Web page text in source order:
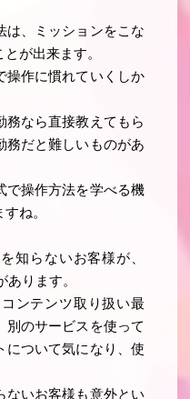
は、ミッションをこな
が出来ます。
操作に慣れていくしか
務なら直接教えてもら
務だと難しいものがあ
で操作方法を学べる機
ね。
知らないお客様が、
あります。
ンテンツ取り扱い最
別のサービスを使って
について気になり、使
ないお客様も意外とい